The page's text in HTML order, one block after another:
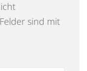
sind mit